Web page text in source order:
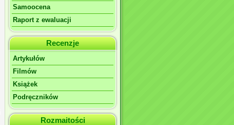
Samoocena
Raport z ewaluacji
Recenzje
Artykułów
Filmów
Książek
Podręczników
Rozmaitości